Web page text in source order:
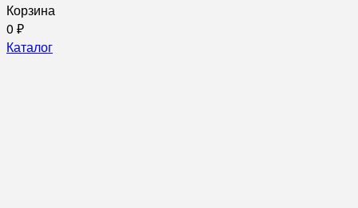
Корзина
0 ₽
Каталог